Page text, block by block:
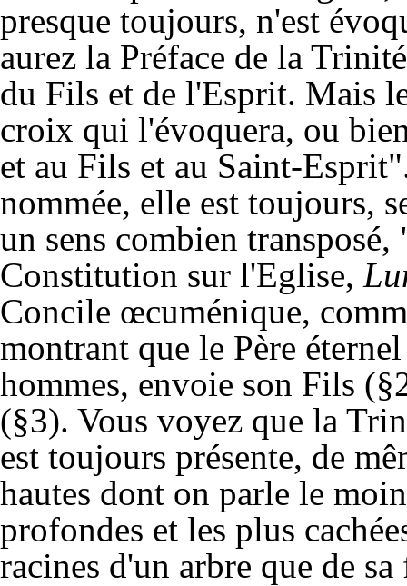
presque toujours, n'est
aurez la Préface de la
du Fils et de l'Esprit. Mais
croix qui l'évoquera, ou
et au Fils et au Saint-
nommée, elle est toujours,
un sens combien
Constitution sur l'Eglise,
Concile œcuménique,
montrant que le Père
hommes, envoie son Fils
(§3). Vous voyez que la
est toujours présente, de
hautes dont on parle le
profondes et les plus
racines d'un arbre que de